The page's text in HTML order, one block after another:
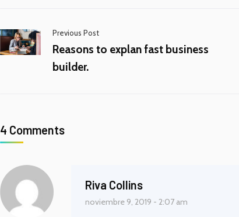
Previous Post
Reasons to explan fast business
builder.
4 Comments
Riva Collins
noviembre 9, 2019 - 2:07 am